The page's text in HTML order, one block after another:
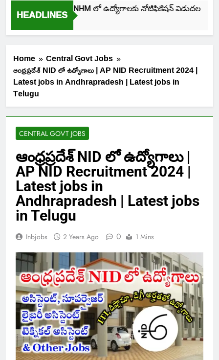
HEADLINES
తెలంగాణ NHM లో ఉద్యోగాలకు నోటిఫికేషన్ విడుదల
Home
Central Govt Jobs
ఆంధ్రప్రదేశ్ NID లో ఉద్యోగాలు | AP NID Recruitment 2024 |
Latest jobs in Andhrapradesh | Latest jobs in
Telugu
CENTRAL GOVT JOBS
ఆంధ్రప్రదేశ్ NID లో ఉద్యోగాలు |
AP NID Recruitment 2024 |
Latest jobs in
Andhrapradesh | Latest jobs
in Telugu
Inbjobs 2 Years Ago 0 1 Mins